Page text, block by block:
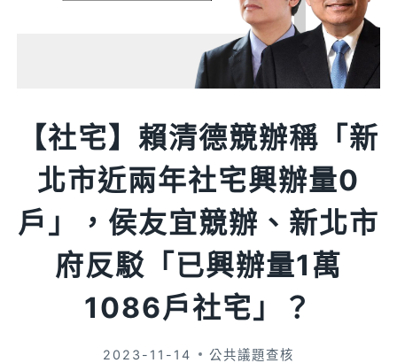
【社宅】賴清德競辦稱「新
北市近兩年社宅興辦量0
戶」，侯友宜競辦、新北市
府反駁「已興辦量1萬
1086戶社宅」？
2023-11-14 公共議題查核